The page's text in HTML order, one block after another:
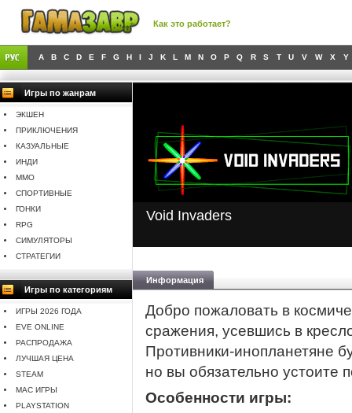
Как это работает?
A B C D E F G H I J K L M N O P Q R S T U V W X Y
Игры по жанрам
ЭКШЕН
ПРИКЛЮЧЕНИЯ
КАЗУАЛЬНЫЕ
ИНДИ
MMO
СПОРТИВНЫЕ
ГОНКИ
RPG
СИМУЛЯТОРЫ
СТРАТЕГИИ
Игры по категориям
ИГРЫ 2026 ГОДА
EVE ONLINE
РАСПРОДАЖА
ЛУЧШАЯ ЦЕНА
STEAM
MAC ИГРЫ
PLAYSTATION
Void Invaders
Информация
Добро пожаловать в
сражения, усевшись в
Противники-инопланетяне
но вы обязательно устоите
Особенности игры: